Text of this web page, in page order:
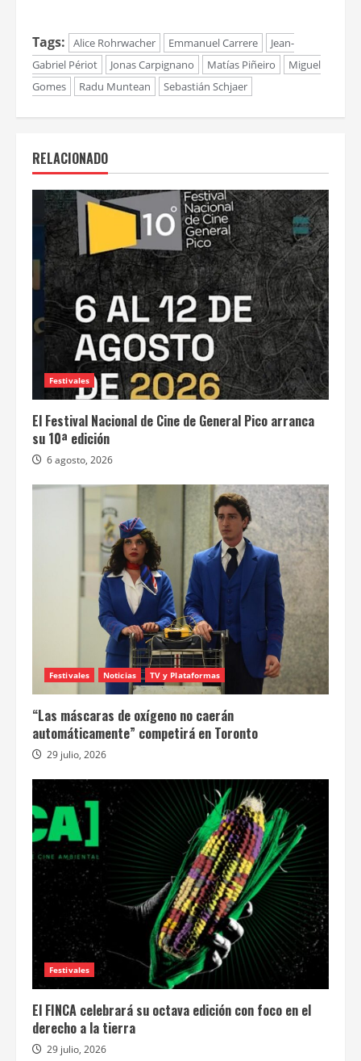
Tags: Alice Rohrwacher Emmanuel Carrere
Jean-
Gabriel Périot
Jonas Carpignano Matías Piñeiro
Miguel
Gomes
Radu Muntean Sebastián Schjaer
RELACIONADO
Festivales
El Festival Nacional de Cine de General Pico arranca
su 10ª edición
6 agosto, 2026
Festivales Noticias TV y Plataformas
“Las máscaras de oxígeno no caerán
automáticamente” competirá en Toronto
29 julio, 2026
Festivales
El FINCA celebrará su octava edición con foco en el
derecho a la tierra
29 julio, 2026